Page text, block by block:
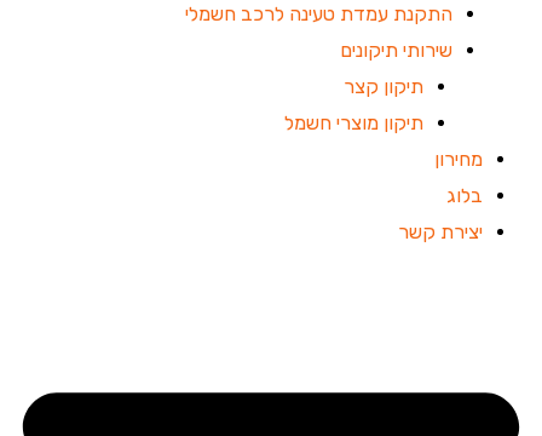
התקנת עמדת טעינה לרכב חשמלי
שירותי תיקונים
תיקון קצר
תיקון מוצרי חשמל
מחירון
בלוג
יצירת קשר